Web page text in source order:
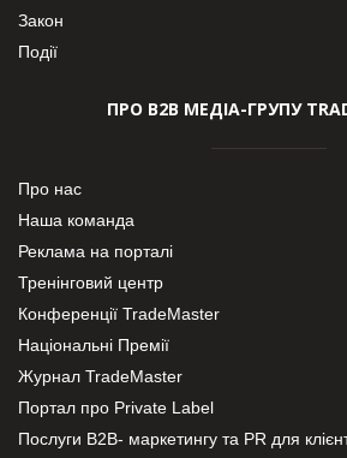
Закон
Події
ПРО В2В МЕДІА-ГРУПУ
Про нас
Наша команда
Реклама на порталі
Тренінговий центр
Конференції TradeMaster
Національні Премії
Журнал TradeMaster
Портал про Private Label
Послуги В2В- маркетингу та PR для